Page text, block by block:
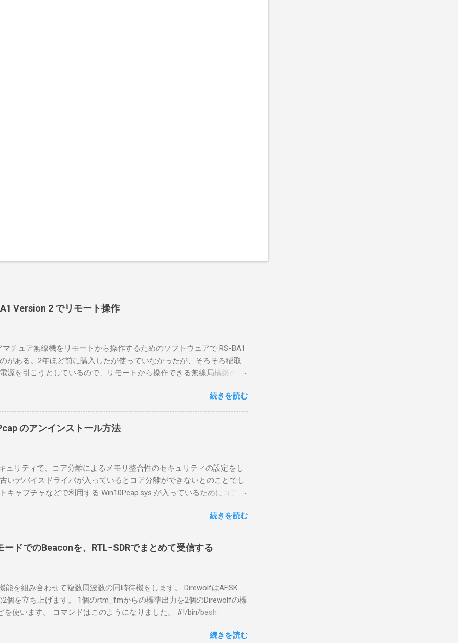
Version 2 でリモート操作
マチュア無線機をリモートから操作するためのソフトウェアで RS-BA1
がある。2年ほど前に購入したが使っていなかったが、そろそろ稲取
源を引こうとしているので、リモートから操作できる無線局構築のた
ったのだが、ちっともそんなに簡単につながらなかった。ということ
ポイントを明示しながら、私なりの解説を書いてみる。 基本的な構成
使う場合は、下記のこれらものが必要である ICOMの無線機。 今回は私
るIC-7300を使う。 無線機側(サーバ側) のWindows PC。 今回はちょ
なと思って。 操作側 (クライアント側) の Windows PC。 今回は手元
スコンピュータのWindows 11が入ったPC 操作側で音声を使った交信
ば、相応なマイクなど。 そして、リモート操作を行うソフトウェアで
した無線機からサーバPC、クライアントPCまでの流れはこの様になっ
線機内では、USB Hubの先にUSB SerialとUSB Audio がつながってい
は無線機のマイコンとつながり、CI-Vでのコマンドが交換でき
で交換できるようになっており、USB SerialなどのSerial portで送受
Vの内容はUDP 50002で交換でき、USB Audioからの音声データはUDP
受信している。 利用者側のクライアントPCでは、Remote UtilityとRS-
Controlの2つのアプリで仕事を分担するようになっている。 クライ
続きを読む
のアンインストール方法
ュリティで、コア分離によるメモリ整合性のセキュリティの設定をし
いデバイスドライバが入っているとコア分離ができないとのことでし
キャプチャなどで利用する Win10Pcap.sys が入っているためにコア分
、どのように実行すればよいのか調べながら実施しました。結論とし
用いればよかったです。 まずは管理者権限でTerminalを実行しま
ンストールした環境でしたので、PowerShellが起動しました。 適当
ールされているドライバを書き出す。 pnputil /enum-drivers > inf.txt #
を探し出す notepad.exe inf.txt 下記のよう場所があったので、ここ
x64 クラス名: NetTrans クラス GUID: {4d36e975-e325-11ce-bfc1-
ージョン: 10/08/2015 10.2.0.5002 署名者名: Microsoft Windows
今回の場合は oem131.inf が win10pcap に該当するので、これを削
続きを読む
ードでのBeaconを、RTL−SDRでまとめて受信する
能を組み合わせて複数周波数の同時待機をします。 DirewolfはAFSK
2個を立ち上げます。 1個のrtm_fmからの標準出力を2個のDirewolfの標
を使います。 コマンドはこのようになりました。 #!/bin/bash
20 - | \ tee >(direwolf -c "$direwolf_conf" -r 48000 -D 1 -t 0 -B 1200 - |
続きを読む